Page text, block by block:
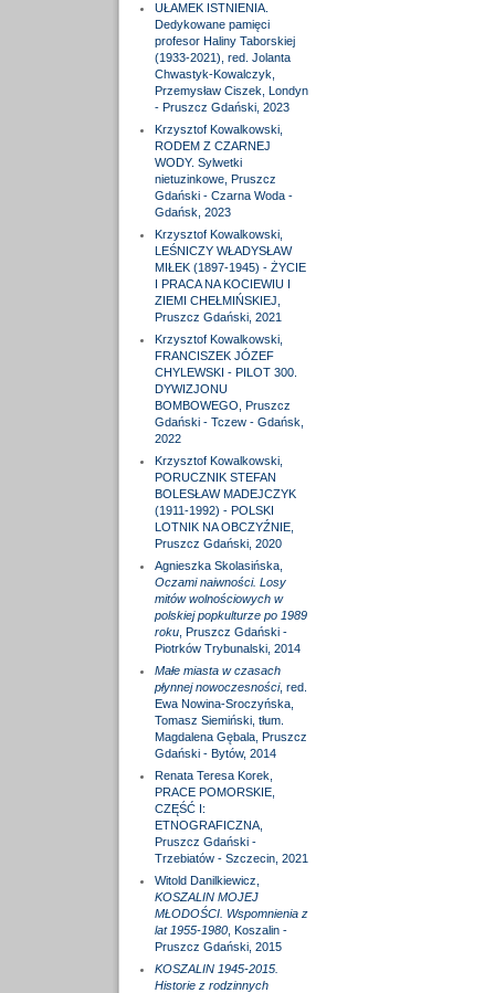
UŁAMEK ISTNIENIA.
Dedykowane pamięci
profesor Haliny Taborskiej
(1933-2021), red. Jolanta
Chwastyk-Kowalczyk,
Przemysław Ciszek, Londyn
- Pruszcz Gdański, 2023
Krzysztof Kowalkowski,
RODEM Z CZARNEJ
WODY. Sylwetki
nietuzinkowe, Pruszcz
Gdański - Czarna Woda -
Gdańsk, 2023
Krzysztof Kowalkowski,
LEŚNICZY WŁADYSŁAW
MIŁEK (1897-1945) - ŻYCIE
I PRACA NA KOCIEWIU I
ZIEMI CHEŁMIŃSKIEJ,
Pruszcz Gdański, 2021
Krzysztof Kowalkowski,
FRANCISZEK JÓZEF
CHYLEWSKI - PILOT 300.
DYWIZJONU
BOMBOWEGO, Pruszcz
Gdański - Tczew - Gdańsk,
2022
Krzysztof Kowalkowski,
PORUCZNIK STEFAN
BOLESŁAW MADEJCZYK
(1911-1992) - POLSKI
LOTNIK NA OBCZYŹNIE,
Pruszcz Gdański, 2020
Agnieszka Skolasińska,
Oczami naiwności. Losy
mitów wolnościowych w
polskiej popkulturze po 1989
roku, Pruszcz Gdański -
Piotrków Trybunalski, 2014
Małe miasta w czasach
płynnej nowoczesności, red.
Ewa Nowina-Sroczyńska,
Tomasz Siemiński, tłum.
Magdalena Gębala, Pruszcz
Gdański - Bytów, 2014
Renata Teresa Korek,
PRACE POMORSKIE,
CZĘŚĆ I:
ETNOGRAFICZNA,
Pruszcz Gdański -
Trzebiatów - Szczecin, 2021
Witold Danilkiewicz,
KOSZALIN MOJEJ
MŁODOŚCI. Wspomnienia z
lat 1955-1980, Koszalin -
Pruszcz Gdański, 2015
KOSZALIN 1945-2015.
Historie z rodzinnych